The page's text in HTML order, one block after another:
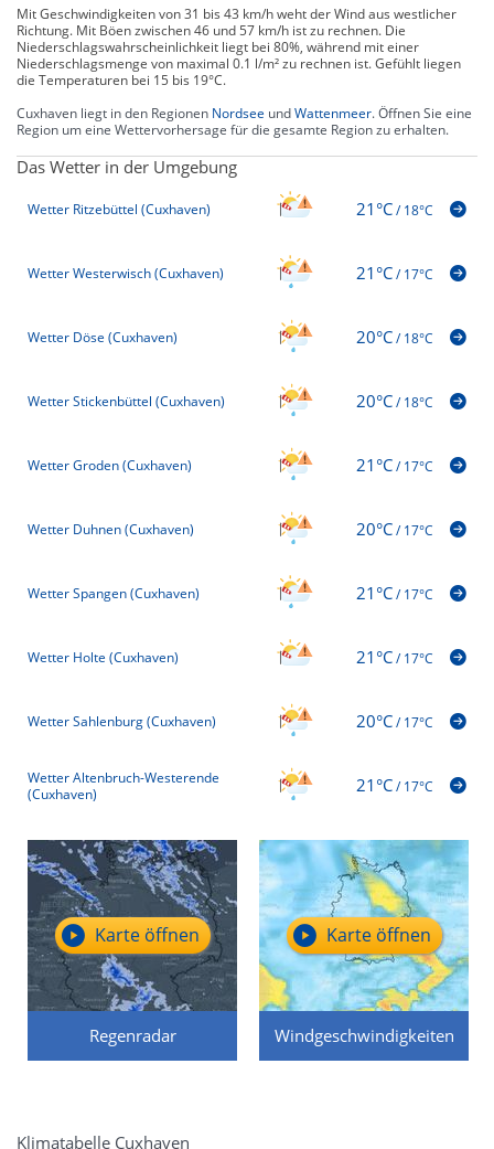
Mit Geschwindigkeiten von 31 bis 43 km/h weht der Wind aus westlicher
Richtung. Mit Böen zwischen 46 und 57 km/h ist zu rechnen. Die
Niederschlagswahrscheinlichkeit liegt bei 80%, während mit einer
Niederschlagsmenge von maximal 0.1 l/m² zu rechnen ist. Gefühlt liegen
die Temperaturen bei 15 bis 19°C.
Cuxhaven liegt in den Regionen Nordsee undWattenmeer. Öffnen Sie eine
Region um eine Wettervorhersage für die gesamte Region zu erhalten.
Das Wetter in der Umgebung
Wetter Ritzebüttel (Cuxhaven) 21°C/18°C
Wetter Westerwisch (Cuxhaven) 21°C/17°C
Wetter Döse (Cuxhaven) 20°C/18°C
Wetter Stickenbüttel (Cuxhaven) 20°C/18°C
Wetter Groden (Cuxhaven) 21°C/17°C
Wetter Duhnen (Cuxhaven) 20°C/17°C
Wetter Spangen (Cuxhaven) 21°C/17°C
Wetter Holte (Cuxhaven) 21°C/17°C
Wetter Sahlenburg (Cuxhaven) 20°C/17°C
Wetter Altenbruch-Westerende
(Cuxhaven)
21°C/17°C
Regenradar
Karte öffnen
Windgeschwindigkeiten
Karte öffnen
Klimatabelle Cuxhaven